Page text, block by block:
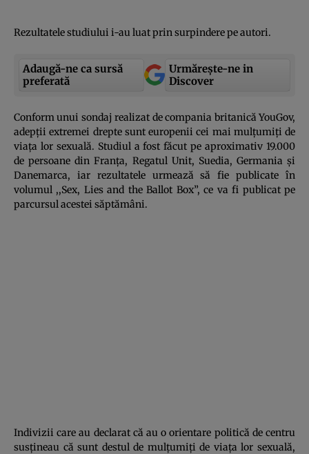
Rezultatele studiului i-au luat prin surpindere pe autori.
Adaugă-ne ca sursă
preferată
Urmărește-ne in
Discover
Conform unui sondaj realizat de compania britanică YouGov,
adepţii extremei drepte sunt europenii cei mai mulţumiţi de
viaţa lor sexuală. Studiul a fost făcut pe aproximativ 19.000
de persoane din Franţa, Regatul Unit, Suedia, Germania şi
Danemarca, iar rezultatele urmează să fie publicate în
volumul ,,Sex, Lies and the Ballot Box”, ce va fi publicat pe
parcursul acestei săptămâni.
Indivizii care au declarat că au o orientare politică de centru
susţineau că sunt destul de mulţumiţi de viaţa lor sexuală,